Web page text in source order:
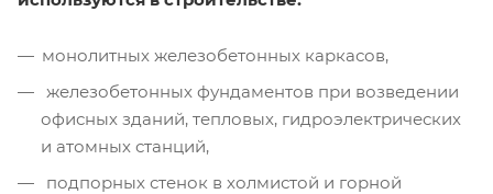
монолитных железобетонных каркасов,
железобетонных фундаментов при возведении
офисных зданий, тепловых, гидроэлектрических
и атомных станций,
подпорных стенок в холмистой и горной